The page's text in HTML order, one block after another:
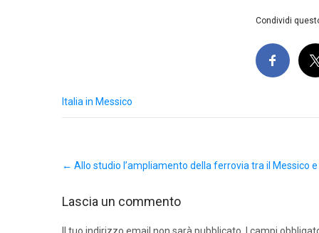
Condividi
Italia in Messico
navigation
← Allo studio l’ampliamento della ferrovia tra il Messico e
Lascia un commento